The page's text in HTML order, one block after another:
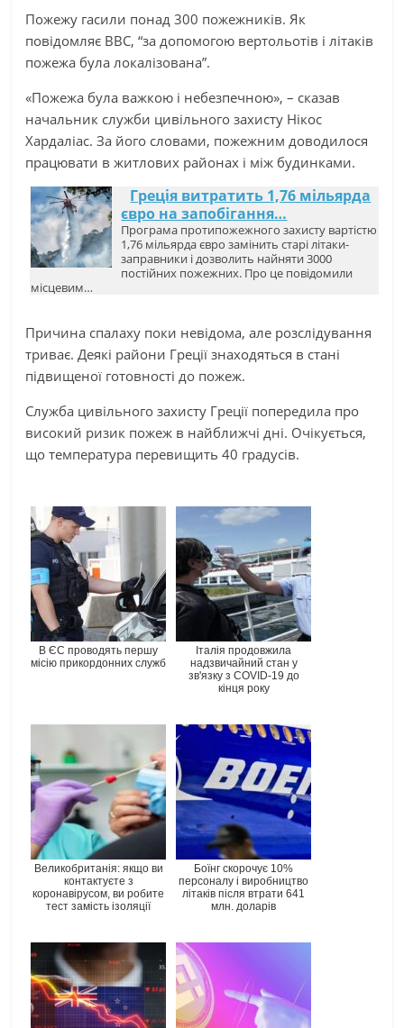
Пожежу гасили понад 300 пожежників. Як
повідомляє BBC, “за допомогою вертольотів і літаків
пожежа була локалізована”.
«Пожежа була важкою і небезпечною», – сказав
начальник служби цивільного захисту Нікос
Хардаліас. За його словами, пожежним доводилося
працювати в житлових районах і між будинками.
Греція витратить 1,76 мільярда
євро на запобігання…
Програма протипожежного захисту вартістю
1,76 мільярда євро замінить старі літаки-
заправники і дозволить найняти 3000
постійних пожежних. Про це повідомили
місцевим…
Причина спалаху поки невідома, але розслідування
триває. Деякі райони Греції знаходяться в стані
підвищеної готовності до пожеж.
Служба цивільного захисту Греції попередила про
високий ризик пожеж в найближчі дні. Очікується,
що температура перевищить 40 градусів.
В ЄС проводять першу
місію прикордонних служб
Італія продовжила
надзвичайний стан у
зв'язку з COVID-19 до
кінця року
Великобританія: якщо ви
контактуєте з
коронавірусом, ви робите
тест замість ізоляції
Боїнг скорочує 10%
персоналу і виробництво
літаків після втрати 641
млн. доларів